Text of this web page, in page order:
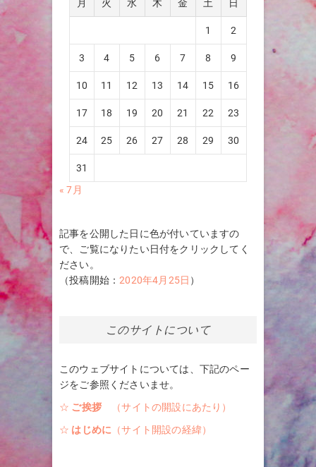
月 火 水 木 金 土 日
1 2
3 4 5 6 7 8 9
10 11 12 13 14 15 16
17 18 19 20 21 22 23
24 25 26 27 28 29 30
31
« 7月
記事を公開した日に色が付いていますの
で、ご覧になりたい日付をクリックしてく
ださい。
（投稿開始：2020年4月25日 ）
このサイトについて
このウェブサイトについては、下記のペー
ジをご参照くださいませ。
☆ ご挨拶
（サイトの開設にあたり）
☆ はじめに （サイト開設の経緯）